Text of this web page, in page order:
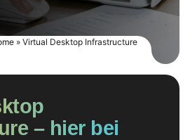
» Virtual Desktop Infrastructure
– hier bei